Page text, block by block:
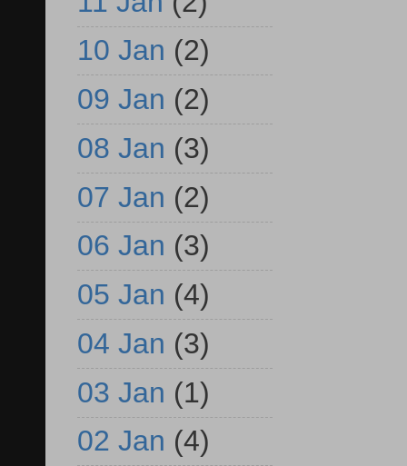
10 Jan (2)
09 Jan (2)
08 Jan (3)
07 Jan (2)
06 Jan (3)
05 Jan (4)
04 Jan (3)
03 Jan (1)
02 Jan (4)